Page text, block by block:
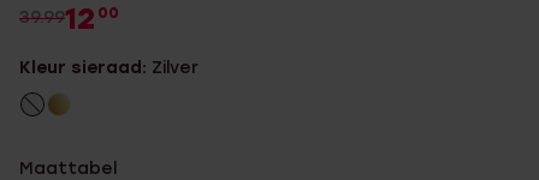
39.9912 00
Kleur sieraad: Zilver
Maattabel